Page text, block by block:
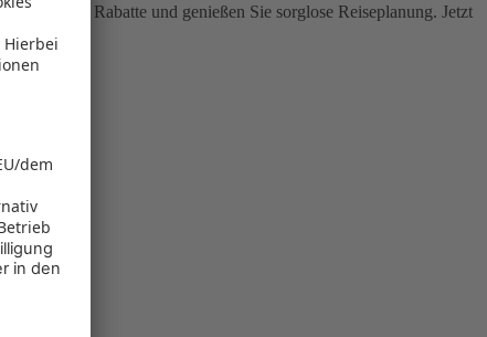
attraktive Rabatte und genießen Sie sorglose Reiseplanung. Jetzt